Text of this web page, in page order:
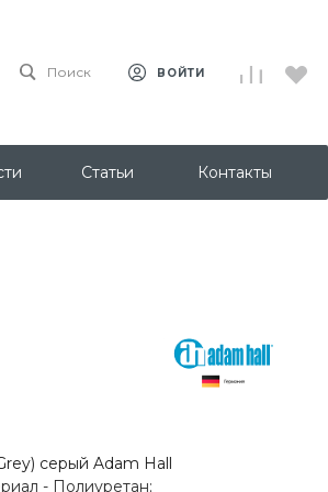
Поиск ВОЙТИ
Статьи Контакты
cерый Adam Hall
- Полиуретан;